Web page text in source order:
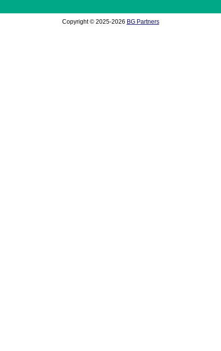
Copyright © 2025-2026 BG Partners